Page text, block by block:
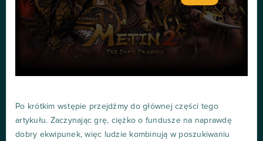
Po krótkim wstępie przejdźmy do głównej części tego
artykułu. Zaczynając grę, ciężko o fundusze na naprawdę
dobry ekwipunek, więc ludzie kombinują w poszukiwaniu